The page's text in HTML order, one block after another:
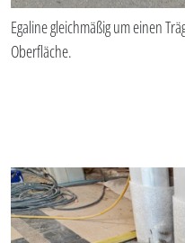
Egaline gleichmäßig um einen
Oberfläche.